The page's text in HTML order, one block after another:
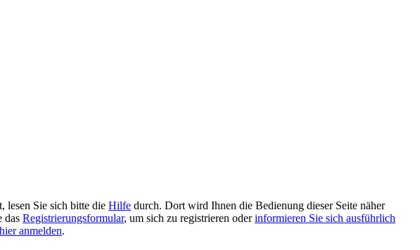
lesen Sie sich bitte die Hilfe durch. Dort wird Ihnen die Bedienung dieser Seite näher
das Registrierungsformular, um sich zu registrieren oderinformieren Sie sich ausführlich
hier anmelden.